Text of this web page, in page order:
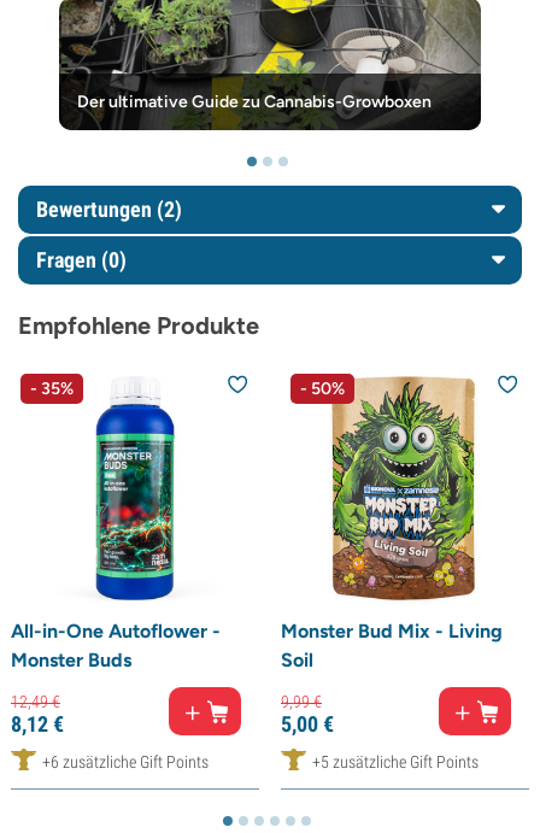
Der ultimative Guide zu Cannabis-Growboxen
Bewertungen (2)
Fragen (0)
Empfohlene Produkte
- 35%
All-in-One Autoflower -
Monster Buds
12,49€
8,12€
+6 zusätzliche Gift Points
- 50%
Monster Bud Mix - Living
Soil
9,99€
5,00€
+5 zusätzliche Gift Points